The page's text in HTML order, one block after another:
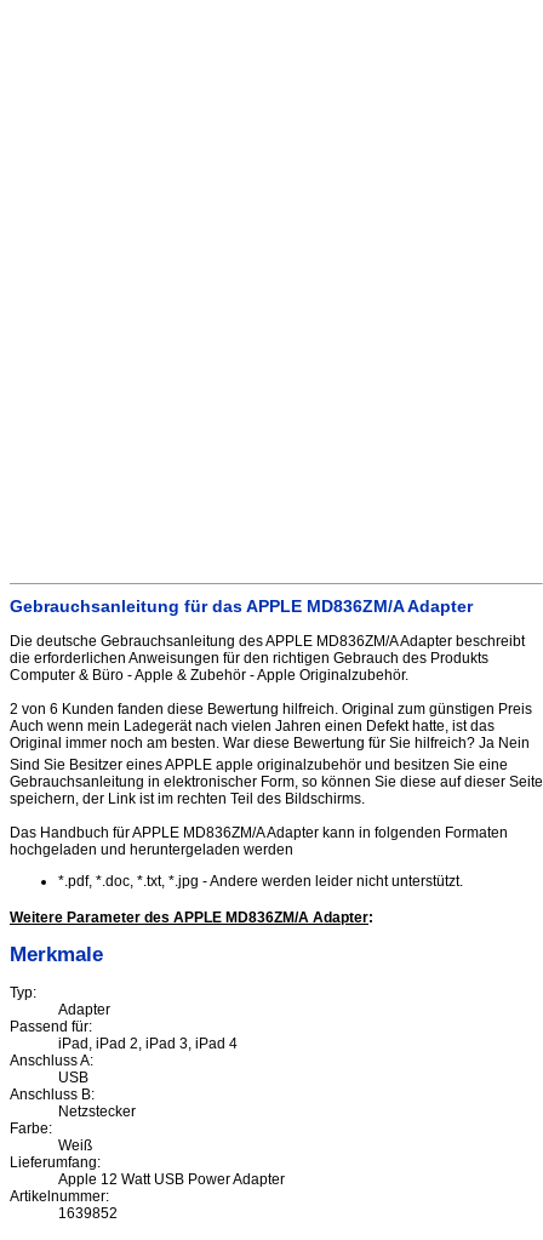
Gebrauchsanleitung für das APPLE MD836ZM/A Adapter
Die deutsche Gebrauchsanleitung des APPLE MD836ZM/A Adapter beschreibt
die erforderlichen Anweisungen für den richtigen Gebrauch des Produkts
Computer & Büro - Apple & Zubehör - Apple Originalzubehör.
2 von 6 Kunden fanden diese Bewertung hilfreich. Original zum günstigen Preis
Auch wenn mein Ladegerät nach vielen Jahren einen Defekt hatte, ist das
Original immer noch am besten. War diese Bewertung für Sie hilfreich? Ja Nein
Sind Sie Besitzer eines APPLE apple originalzubehör und besitzen Sie eine
Gebrauchsanleitung in elektronischer Form, so können Sie diese auf dieser Seite
speichern, der Link ist im rechten Teil des Bildschirms.
Das Handbuch für APPLE MD836ZM/A Adapter kann in folgenden Formaten
hochgeladen und heruntergeladen werden
*.pdf, *.doc, *.txt, *.jpg - Andere werden leider nicht unterstützt.
Weitere Parameter des APPLE MD836ZM/A Adapter:
Merkmale
Typ:
Adapter
Passend für:
iPad, iPad 2, iPad 3, iPad 4
Anschluss A:
USB
Anschluss B:
Netzstecker
Farbe:
Weiß
Lieferumfang:
Apple 12 Watt USB Power Adapter
Artikelnummer:
1639852